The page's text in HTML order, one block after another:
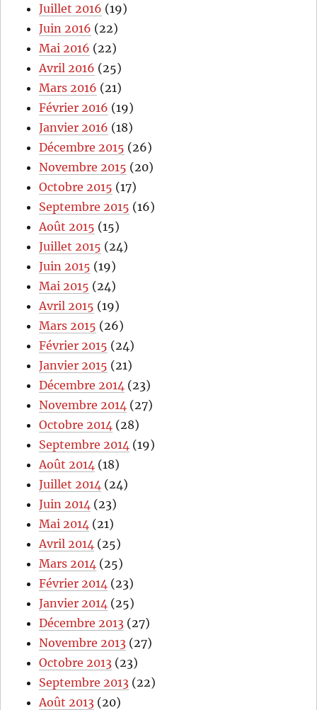
Juillet 2016 (19)
Juin 2016 (22)
Mai 2016 (22)
Avril 2016 (25)
Mars 2016 (21)
Février 2016 (19)
Janvier 2016 (18)
Décembre 2015 (26)
Novembre 2015 (20)
Octobre 2015 (17)
Septembre 2015 (16)
Août 2015 (15)
Juillet 2015 (24)
Juin 2015 (19)
Mai 2015 (24)
Avril 2015 (19)
Mars 2015 (26)
Février 2015 (24)
Janvier 2015 (21)
Décembre 2014 (23)
Novembre 2014 (27)
Octobre 2014 (28)
Septembre 2014 (19)
Août 2014 (18)
Juillet 2014 (24)
Juin 2014 (23)
Mai 2014 (21)
Avril 2014 (25)
Mars 2014 (25)
Février 2014 (23)
Janvier 2014 (25)
Décembre 2013 (27)
Novembre 2013 (27)
Octobre 2013 (23)
Septembre 2013 (22)
Août 2013 (20)